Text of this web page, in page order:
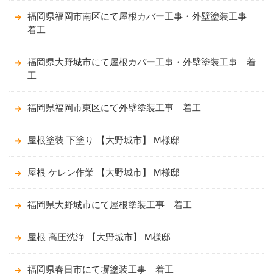
福岡県福岡市南区にて屋根カバー工事・外壁塗装工事
着工
福岡県大野城市にて屋根カバー工事・外壁塗装工事 着
工
福岡県福岡市東区にて外壁塗装工事 着工
屋根塗装 下塗り 【大野城市】 M様邸
屋根 ケレン作業 【大野城市】 M様邸
福岡県大野城市にて屋根塗装工事 着工
屋根 高圧洗浄 【大野城市】 M様邸
福岡県春日市にて塀塗装工事 着工